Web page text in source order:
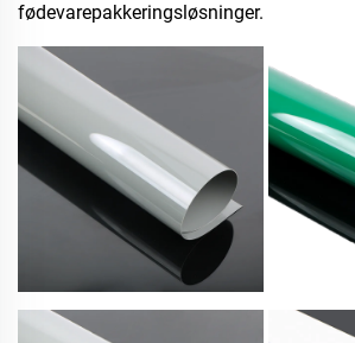
fødevarepakkeringsløsninger.